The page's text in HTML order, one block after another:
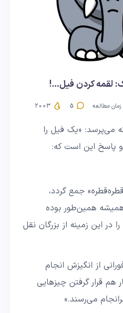
لقمه کردن فیل…!
مطالعه 5
2003
می‌پرسد: «یک فیل را
پاسخ این است که:
جمع گردد،‌
همیشه همین‌طور بوده
در این زمینه از بزرگان نقل
از انگیزش انجام
هم قرار گرفتن چیزهایی
می‌رسند.»